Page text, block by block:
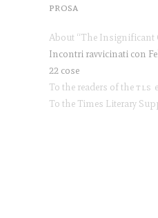
prosa
22 cose
To the readers of thetls